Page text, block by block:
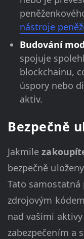
nástroje
Budování
spojuje
blockchainu,
úspory nebo
aktiv.
Bezpečně
Jakmile
bezpečně
Tato samostatná
zdrojovým
nad vašimi
zabezpečením a